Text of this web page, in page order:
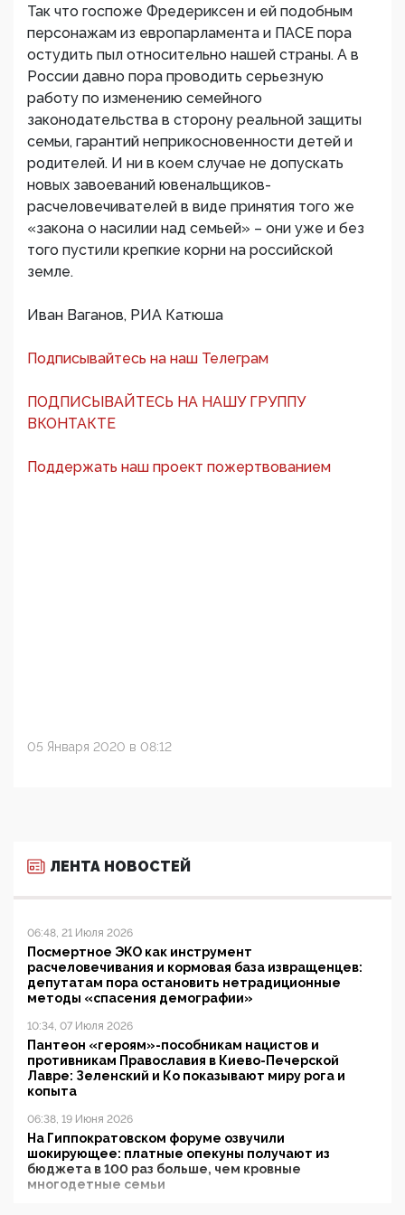
Так что госпоже Фредериксен и ей подобным
персонажам из европарламента и ПАСЕ пора
остудить пыл относительно нашей страны. А в
России давно пора проводить серьезную
работу по изменению семейного
законодательства в сторону реальной защиты
семьи, гарантий неприкосновенности детей и
родителей. И ни в коем случае не допускать
новых завоеваний ювенальщиков-
расчеловечивателей в виде принятия того же
«закона о насилии над семьей» – они уже и без
того пустили крепкие корни на российской
земле.
Иван Ваганов, РИА Катюша
Подписывайтесь на наш Телеграм
ПОДПИСЫВАЙТЕСЬ НА НАШУ ГРУППУ
ВКОНТАКТЕ
Поддержать наш проект пожертвованием
05 Января 2020 в 08:12
ЛЕНТА НОВОСТЕЙ
06:48, 21 Июля 2026
Посмертное ЭКО как инструмент
расчеловечивания и кормовая база извращенцев:
депутатам пора остановить нетрадиционные
методы «спасения демографии»
10:34, 07 Июля 2026
Пантеон «героям»-пособникам нацистов и
противникам Православия в Киево-Печерской
Лавре: Зеленский и Ко показывают миру рога и
копыта
06:38, 19 Июня 2026
На Гиппократовском форуме озвучили
шокирующее: платные опекуны получают из
бюджета в 100 раз больше, чем кровные
многодетные семьи